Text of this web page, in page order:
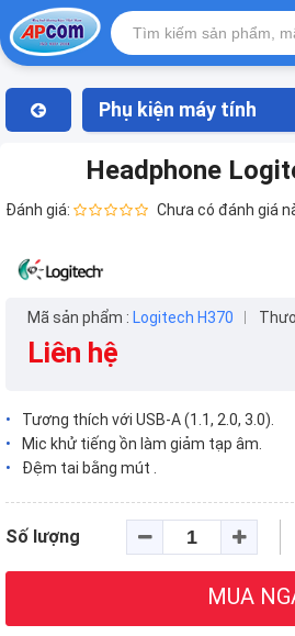
Phụ kiện máy tính
Headphone
Đánh giá: Chưa có đánh giá
Mã sản phẩm : Logitech H370
Liên hệ
Tương thích với USB-A (1.1, 2.0, 3.0).
Mic khử tiếng ồn làm giảm tạp âm.
Đệm tai bằng mút .
Số lượng
MUA